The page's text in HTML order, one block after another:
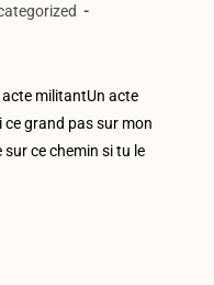
militantUn acte
grand pas sur mon
ce chemin si tu le